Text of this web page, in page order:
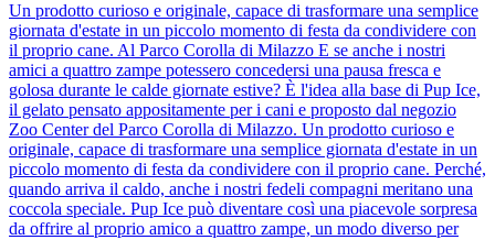
Un prodotto curioso e originale, capace di trasformare una semplice
giornata d'estate in un piccolo momento di festa da condividere con
il proprio cane. Al Parco Corolla di Milazzo E se anche i nostri
amici a quattro zampe potessero concedersi una pausa fresca e
golosa durante le calde giornate estive? È l'idea alla base di Pup Ice,
il gelato pensato appositamente per i cani e proposto dal negozio
Zoo Center del Parco Corolla di Milazzo. Un prodotto curioso e
originale, capace di trasformare una semplice giornata d'estate in un
piccolo momento di festa da condividere con il proprio cane. Perché,
quando arriva il caldo, anche i nostri fedeli compagni meritano una
coccola speciale. Pup Ice può diventare così una piacevole sorpresa
da offrire al proprio amico a quattro zampe, un modo diverso per